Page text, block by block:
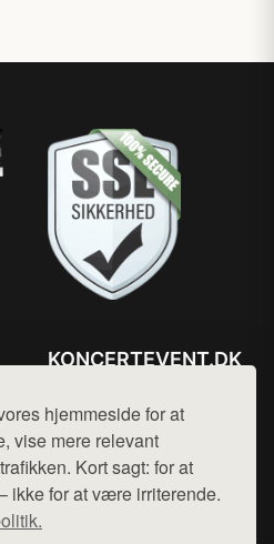
hjemmeside for at
vise mere relevant
Kort sagt: for at
ikke for at være irriterende.
KONCERTEVENT.DK
Mail: hej@want.dk
Cookie- og privatlivspolitik